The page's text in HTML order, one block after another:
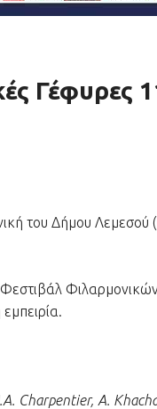
Γέφυρες
του Δήμου
Charpentier, A.